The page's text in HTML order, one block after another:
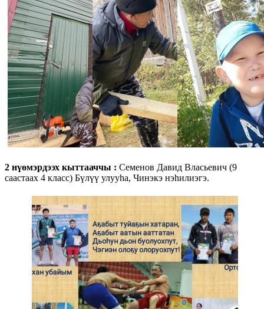
2 нүөмэрдээх кыттааччы : Семенов Давид Власьевич (9
саастаах 4 класс) Бүлүү улууһа, Чинэкэ нэһилиэгэ.